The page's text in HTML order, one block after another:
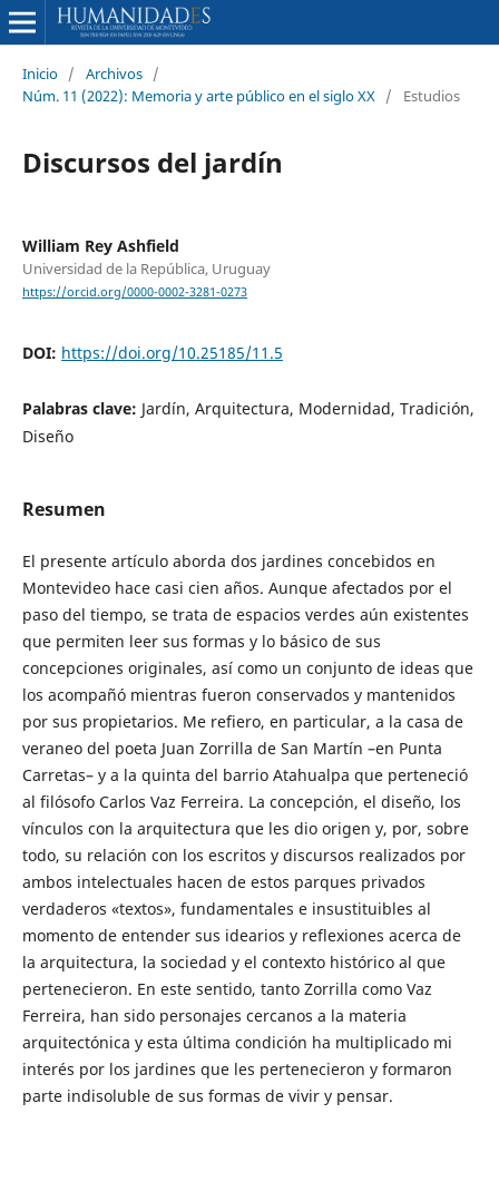
Inicio / Archivos /
Núm. 11 (2022): Memoria y arte público en el siglo XX / Estudios
Discursos del jardín
William Rey Ashfield
Universidad de la República, Uruguay
https://orcid.org/0000-0002-3281-0273
DOI: https://doi.org/10.25185/11.5
Palabras clave: Jardín, Arquitectura, Modernidad, Tradición,
Diseño
Resumen
El presente artículo aborda dos jardines concebidos en
Montevideo hace casi cien años. Aunque afectados por el
paso del tiempo, se trata de espacios verdes aún existentes
que permiten leer sus formas y lo básico de sus
concepciones originales, así como un conjunto de ideas que
los acompañó mientras fueron conservados y mantenidos
por sus propietarios. Me refiero, en particular, a la casa de
veraneo del poeta Juan Zorrilla de San Martín –en Punta
Carretas– y a la quinta del barrio Atahualpa que perteneció
al filósofo Carlos Vaz Ferreira. La concepción, el diseño, los
vínculos con la arquitectura que les dio origen y, por, sobre
todo, su relación con los escritos y discursos realizados por
ambos intelectuales hacen de estos parques privados
verdaderos «textos», fundamentales e insustituibles al
momento de entender sus idearios y reflexiones acerca de
la arquitectura, la sociedad y el contexto histórico al que
pertenecieron. En este sentido, tanto Zorrilla como Vaz
Ferreira, han sido personajes cercanos a la materia
arquitectónica y esta última condición ha multiplicado mi
interés por los jardines que les pertenecieron y formaron
parte indisoluble de sus formas de vivir y pensar.